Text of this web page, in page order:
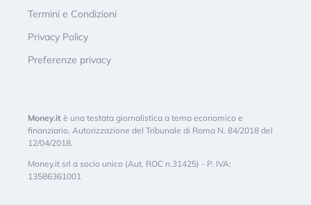
Termini e Condizioni
Privacy Policy
Preferenze privacy
Money.it è una testata giornalistica a tema economico e
finanziario. Autorizzazione del Tribunale di Roma N. 84/2018 del
12/04/2018.
Money.it srl a socio unico (Aut. ROC n.31425) - P. IVA:
13586361001